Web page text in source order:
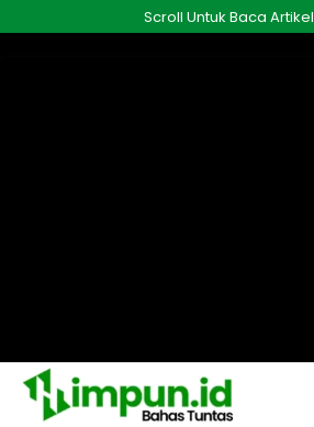
ke
Scroll Untuk Baca Artikel